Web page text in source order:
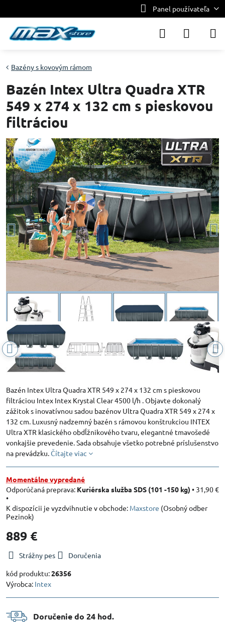
Panel používateľa
Bazény s kovovým rámom
Bazén Intex Ultra Quadra XTR
549 x 274 x 132 cm s pieskovou
filtráciou
Bazén Intex Ultra Quadra XTR 549 x 274 x 132 cm s pieskovou
filtráciou Intex Intex Krystal Clear 4500 l/h . Objavte dokonalý
zážitok s inovatívnou sadou bazénov Ultra Quadra XTR 549 x 274 x
132 cm. Luxusný nadzemný bazén s rámovou konštrukciou INTEX
Ultra XTR klasického obdĺžnikového tvaru, elegantné tmavošedé
vonkajšie prevedenie. Sada obsahuje všetko potrebné príslušenstvo
na prevádzku.Čítajte viac
Momentálne vypredané
Kuriérska služba SDS (101 -150 kg) • 31,90 €
•
Maxstore (Osobný odber
Pezinok)
889 €
Strážny pes
Doručenia
kód produktu:26356
Výrobca: Intex
Doručenie do 24 hod​.